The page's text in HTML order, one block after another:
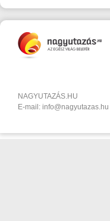
NAGYUTAZÁS.HU
E-mail: info@nagyutazas.hu